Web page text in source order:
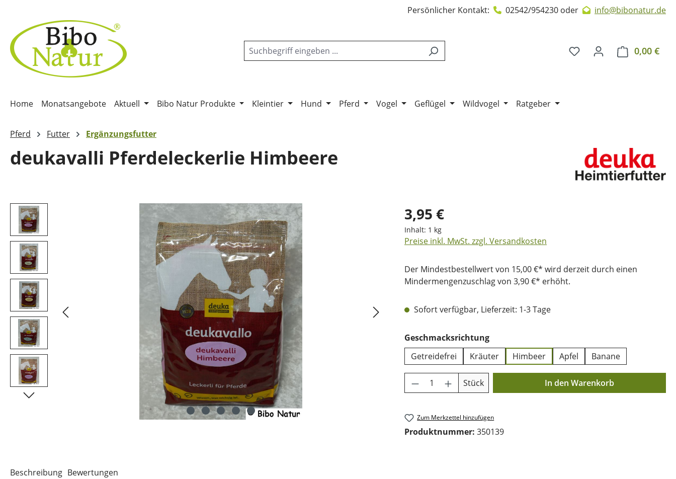
Persönlicher Kontakt: 02542/954230 oder info@bibonatur.de
0,00 €
Home Monatsangebote Aktuell Bibo Natur Produkte Kleintier Hund Pferd Vogel Geflügel Wildvogel Ratgeber
Pferd Futter Ergänzungsfutter
deukavalli Pferdeleckerlie Himbeere
Bildergalerie überspringen 3,95 €
Inhalt: 1 kg
Preise inkl. MwSt. zzgl. Versandkosten
Der Mindestbestellwert von 15,00 €* wird derzeit durch einen
Mindermengenzuschlag von 3,90 €* erhöht.
Sofort verfügbar, Lieferzeit: 1-3 Tage
Geschmacksrichtungauswählen
Getreidefrei
Kräuter Himbeer Apfel Banane
Produkt Anzahl: Gib den gewünschten Wert
Stück In den Warenkorb
Zum Merkzettel hinzufügen
Produktnummer: 350139
Beschreibung Bewertungen